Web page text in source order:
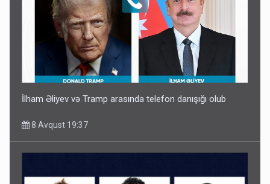
İlham Əliyev və Tramp arasında telefon danışığı olub
8 Avqust 19:37